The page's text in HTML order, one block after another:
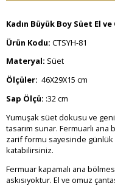
Kadın Büyük Boy Süet El
Ürün Kodu: CTSYH-81
Materyal: Süet
Ölçüler: 46X29X15 cm
Sap Ölçü: :32 cm
Yumuşak süet dokusu ve
tasarım sunar. Fermuarlı ana
zarif formu sayesinde
katabilirsiniz.
Fermuar kapamalı ana
askısıyoktur. El ve omuz